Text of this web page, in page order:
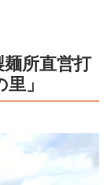
所直営打
」